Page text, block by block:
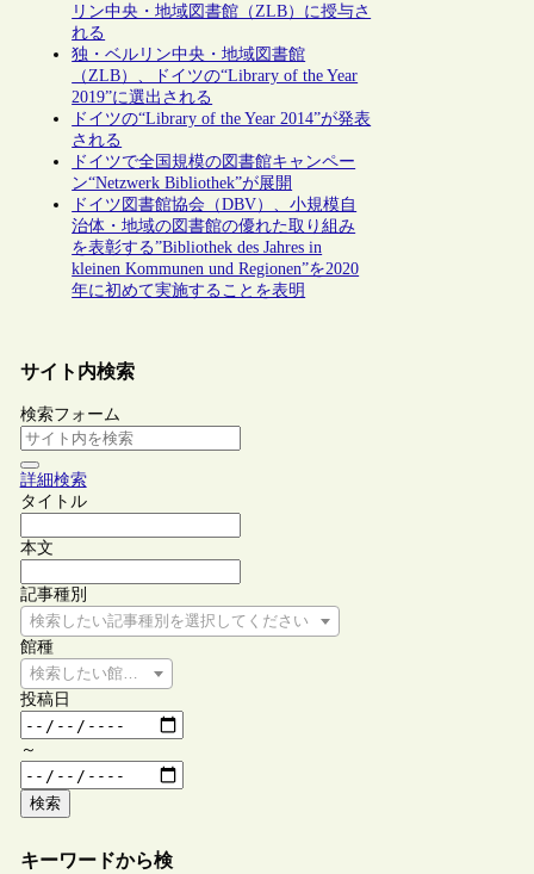
リン中央・地域図書館（ZLB）に授与さ
れる
独・ベルリン中央・地域図書館
（ZLB）、ドイツの“Library of the Year
2019”に選出される
ドイツの“Library of the Year 2014”が発表
される
ドイツで全国規模の図書館キャンペー
ン“Netzwerk Bibliothek”が展開
ドイツ図書館協会（DBV）、小規模自
治体・地域の図書館の優れた取り組み
を表彰する”Bibliothek des Jahres in
kleinen Kommunen und Regionen”を2020
年に初めて実施することを表明
サイト内検索
検索フォーム
詳細検索
タイトル
本文
記事種別
検索したい記事種別を選択してください
館種
検索したい館種を選択してください
投稿日
～
検索
キーワードから検